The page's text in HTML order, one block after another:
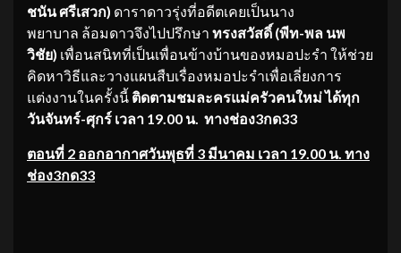
ชนัน ศรีเสวก) ดาราดาวรุ่งที่อดีตเคยเป็นนาง
พยาบาล ล้อมดาวจึงไปปรึกษา ทรงสวัสดิ์ (พีท-พล นพ
วิชัย) เพื่อนสนิทที่เป็นเพื่อนข้างบ้านของหมอปะรำ ให้ช่วย
คิดหาวิธีและวางแผนสืบเรื่องหมอปะรำเพื่อเลี่ยงการ
แต่งงานในครั้งนี้ ติดตามชมละครแม่ครัวคนใหม่ ได้ทุก
วันจันทร์-ศุกร์ เวลา 19.00 น. ทางช่อง3กด33
ตอนที่ 2 ออกอากาศวันพุธที่ 3 มีนาคม เวลา 19.00 น. ทาง
ช่อง3กด33